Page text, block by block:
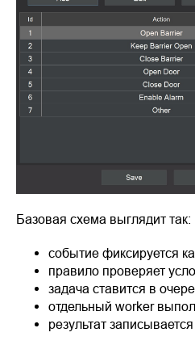
Базовая схема выглядит так:
событие фиксируется
правило проверяет
задача ставится в
отдельный worker
результат